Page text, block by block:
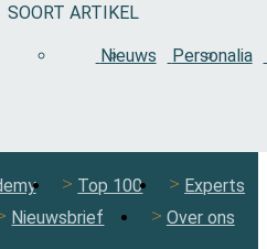
SOORT ARTIKEL
Nieuws Personalia
Top 100
Experts
Nieuwsbrief Over ons